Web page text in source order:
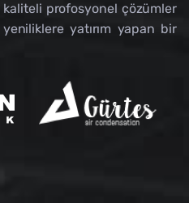
kaliteli profosyonel çözümler
yatırım yapan bir